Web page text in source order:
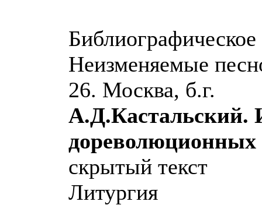
Неизменяемые
26. Москва, б.г.
А.Д.Кастальский.
дореволюционных
скрытый текст
Литургия